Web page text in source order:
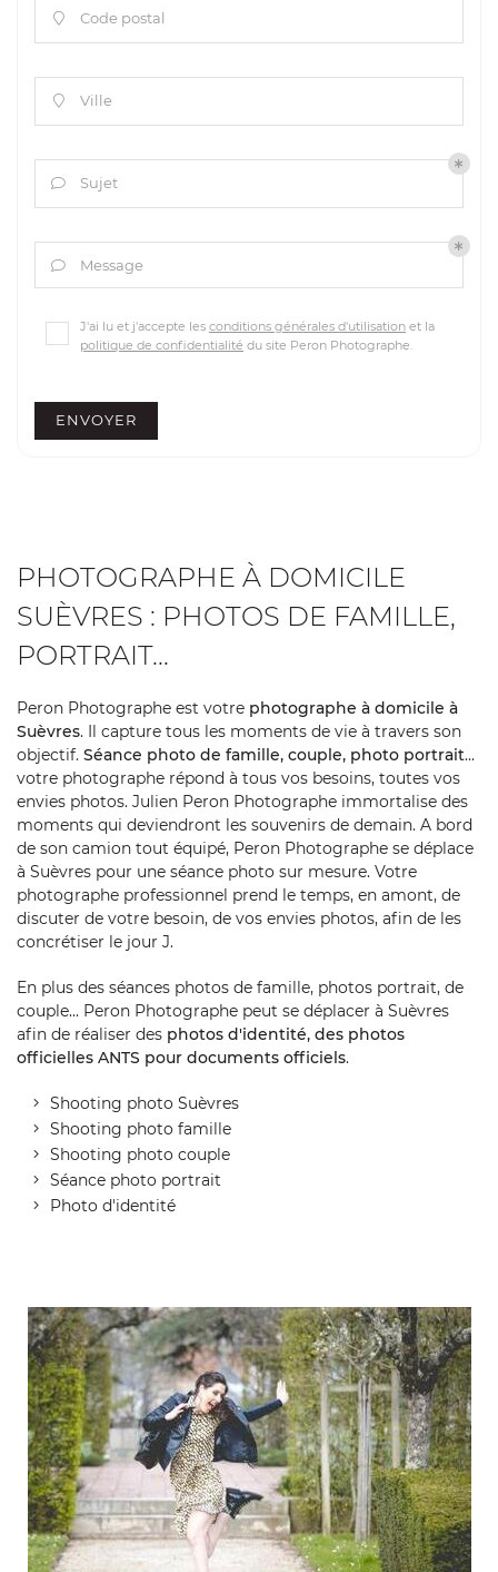
 Code postal
 Ville
 Sujet
 Message
J'ai lu et j'accepte les conditions générales d'utilisation et la
politique de confidentialité du site Peron Photographe.
ENVOYER
PHOTOGRAPHE À DOMICILE
SUÈVRES : PHOTOS DE FAMILLE,
PORTRAIT...
Peron Photographe est votre photographe à domicile à
Suèvres. Il capture tous les moments de vie à travers son
objectif. Séance photo de famille, couple, photo portrait...
votre photographe répond à tous vos besoins, toutes vos
envies photos. Julien Peron Photographe immortalise des
moments qui deviendront les souvenirs de demain. A bord
de son camion tout équipé, Peron Photographe se déplace
à Suèvres pour une séance photo sur mesure. Votre
photographe professionnel prend le temps, en amont, de
discuter de votre besoin, de vos envies photos, afin de les
concrétiser le jour J.
En plus des séances photos de famille, photos portrait, de
couple... Peron Photographe peut se déplacer à Suèvres
afin de réaliser des photos d'identité, des photos
officielles ANTS pour documents officiels.
Shooting photo Suèvres
Shooting photo famille
Shooting photo couple
Séance photo portrait
Photo d'identité